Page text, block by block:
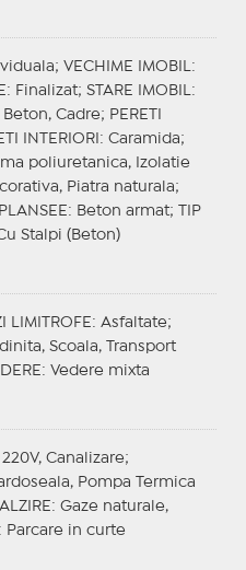
VECHIME IMOBIL :
: Finalizat; STARE IMOBIL :
Beton, Cadre; PERETI
INTERIORI : Caramida;
poliuretanica, Izolatie
Piatra naturala;
PLANSEE : Beton armat;
TIP
Stalpi (Beton)
LIMITROFE : Asfaltate;
Scoala, Transport
: Vedere mixta
Canalizare;
Pompa Termica
: Gaze naturale,
: Parcare in curte